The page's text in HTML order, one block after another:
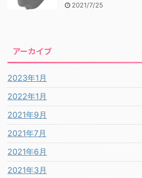
2021/7/25
アーカイブ
2023年1月
2022年1月
2021年9月
2021年7月
2021年6月
2021年3月